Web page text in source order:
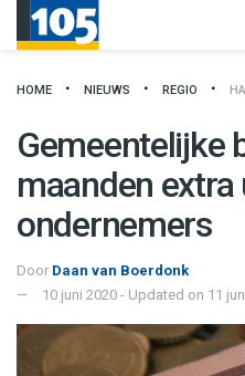
HOME NIEUWS REGIO
Gemeentelijke
maanden
ondernemers
Door Daan van Boerdonk
10 juni 2020 - Updated on 11